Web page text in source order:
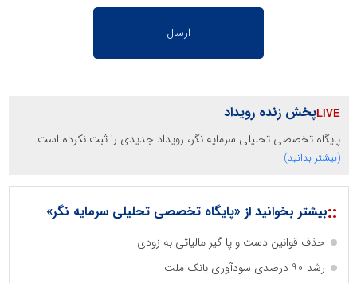
پخش زنده رویداد
پایگاه تخصصی تحلیلی سرمایه نگر، رویداد جدیدی را ثبت نکرده است.
(بیشتر بدانید)
::بیشتر بخوانید از «پایگاه تخصصی تحلیلی سرمایه نگر»
حذف قوانین دست و پا گیر مالیاتی به زودی
رشد 90 درصدی سودآوری بانک ملت